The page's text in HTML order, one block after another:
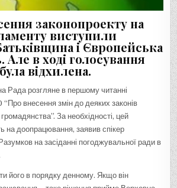
законопроекту на
виступили
і Європейська
Але в ході голосування
відхилена.
Рада розгляне в першому читанні
внесення змін до деяких законів
За необхідності, цей
на доопрацювання, заявив спікер
на засіданні погоджувальної ради в
його в порядку денному. Якщо він